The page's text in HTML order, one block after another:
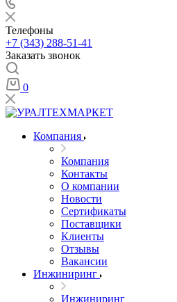
Телефоны
+7 (343) 288-51-41
Заказать звонок
0
Компания
Компания
Контакты
О компании
Новости
Сертификаты
Поставщики
Клиенты
Отзывы
Вакансии
Инжиниринг
Инжиниринг